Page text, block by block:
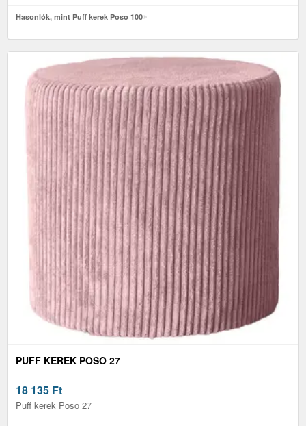
Hasonlók, mint Puff kerek Poso 100
PUFF KEREK POSO 27
18 135 Ft
Puff kerek Poso 27